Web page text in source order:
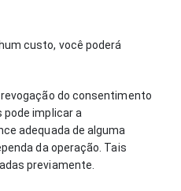
custo, você poderá
do consentimento
implicar a
adequada de alguma
da operação. Tais
previamente.